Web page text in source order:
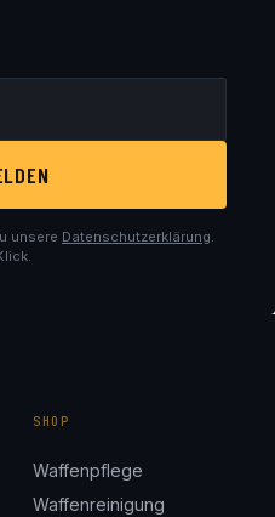
unsere Datenschutzerklärung.
SHOP
Waffenpflege
Waffenreinigung